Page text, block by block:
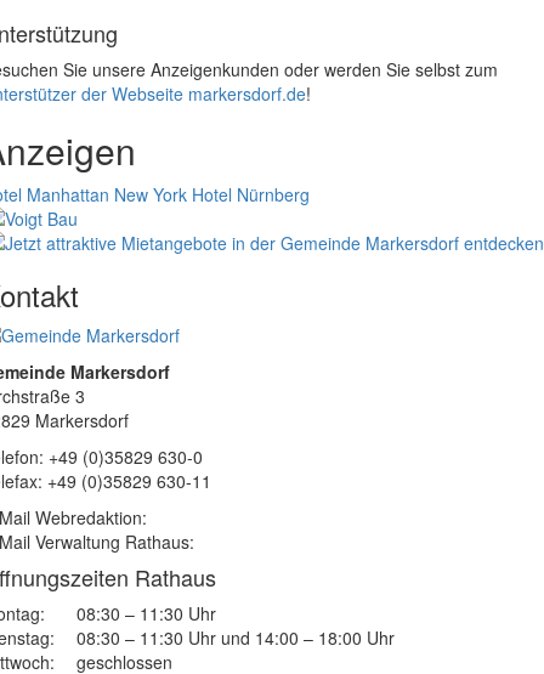
Sie unsere Anzeigenkunden oder werden Sie selbst zum
der Webseite markersdorf.de!
Manhattan New York Hotel Nürnberg
Markersdorf
3
Markersdorf
+49 (0)35829 630-0
+49 (0)35829 630-11
Webredaktion:
Verwaltung Rathaus:
Rathaus
08:30 – 11:30 Uhr
08:30 – 11:30 Uhr und 14:00 – 18:00 Uhr
geschlossen